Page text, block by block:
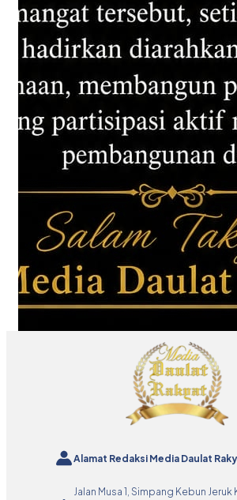
Alamat Redaksi Media Daulat
Jalan Musa 1, Simpang Kebun Jeruk